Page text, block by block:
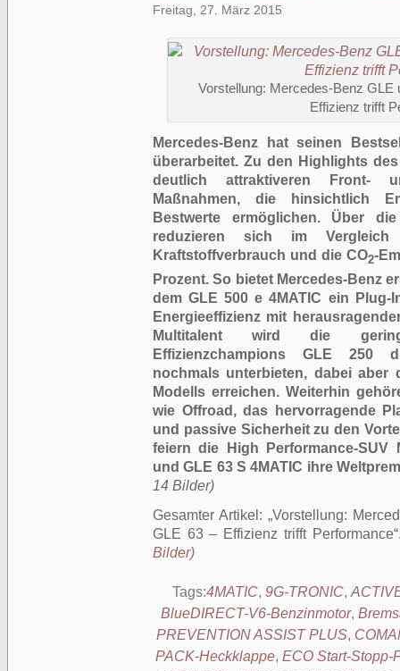
Freitag, 27. März 2015
Vorstellung: Mercedes-Benz
Effizienz trifft
Mercedes-Benz hat seinen
überarbeitet. Zu den Highlights
deutlich attraktiveren Front-
Maßnahmen, die hinsichtlich
Bestwerte ermöglichen. Über
reduzieren sich im Vergleich
Kraftstoffverbrauch und die CO2-
Prozent. So bietet Mercedes-Benz
dem GLE 500 e 4MATIC ein
Energieeffizienz mit
Multitalent wird die
Effizienzchampions GLE 250
nochmals unterbieten, dabei aber
Modells erreichen. Weiterhin
wie Offroad, das hervorragende
und passive Sicherheit zu den
feiern die High Performance-SUV
und GLE 63 S 4MATIC ihre
14 Bilder)
Gesamter Artikel:
Vorstellung:
GLE 63 – Effizienz trifft Performance
Bilder)
Tags:4MATIC, 9G-TRONIC,
BlueDIRECT-V6-Benzinmotor,
PREVENTION ASSIST PLUS,
PACK-Heckklappe, ECO Start-Stopp-